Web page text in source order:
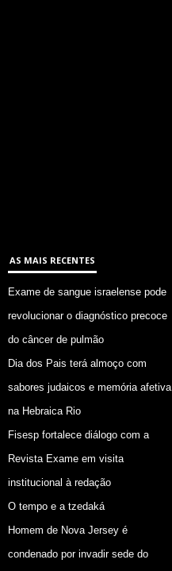
AS MAIS RECENTES
Exame de sangue israelense pode
revolucionar o diagnóstico precoce
do câncer de pulmão
Dia dos Pais terá almoço com
sabores judaicos e memória afetiva
na Hebraica Rio
Fisesp fortalece diálogo com a
Revista Exame em visita
institucional à redação
O tempo e a tzedaká
Homem de Nova Jersey é
condenado por invadir sede do